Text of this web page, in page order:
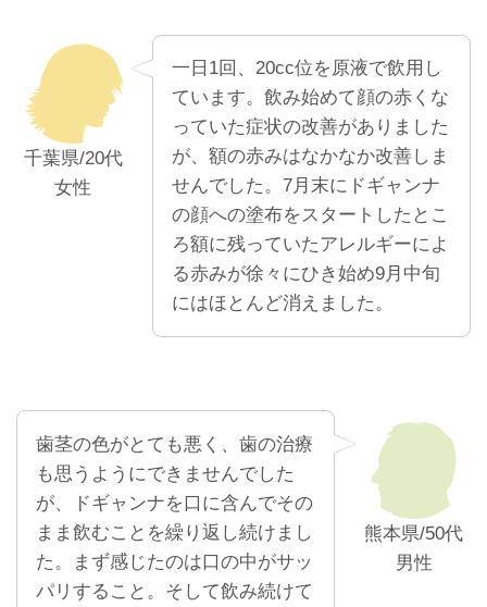
千葉県/20代
女性
一日1回、20cc位を原液で飲用し
ています。飲み始めて顔の赤くな
っていた症状の改善がありました
が、額の赤みはなかなか改善しま
せんでした。7月末にドギャンナ
の顔への塗布をスタートしたとこ
ろ額に残っていたアレルギーによ
る赤みが徐々にひき始め9月中旬
にはほとんど消えました。
熊本県/50代
男性
歯茎の色がとても悪く、歯の治療
も思うようにできませんでした
が、ドギャンナを口に含んでその
まま飲むことを繰り返し続けまし
た。まず感じたのは口の中がサッ
パリすること。そして飲み続けて